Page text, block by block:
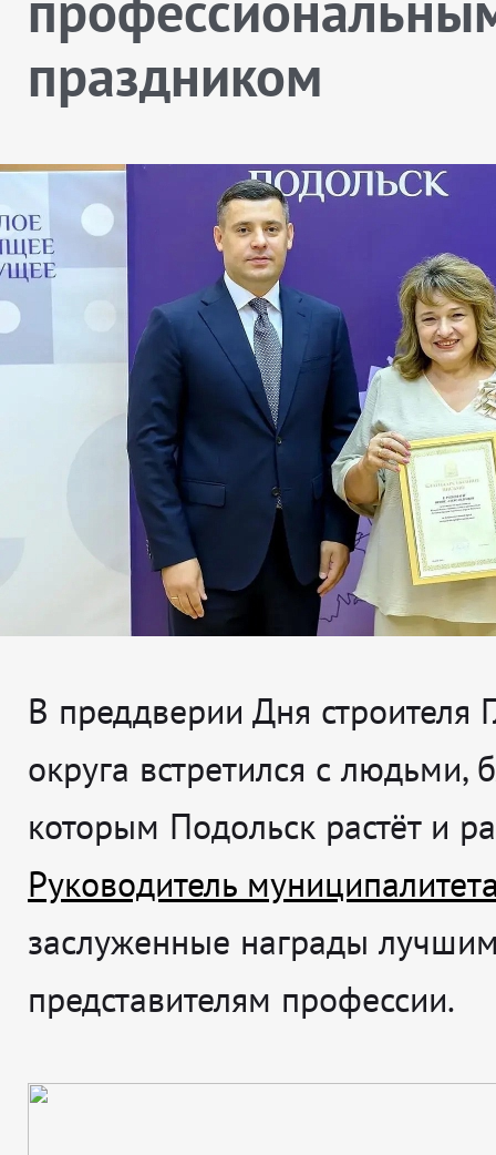
праздником
В преддверии Дня строителя
округа встретился с людьми,
которым Подольск растёт и
Руководитель
заслуженные награды
представителям профессии.